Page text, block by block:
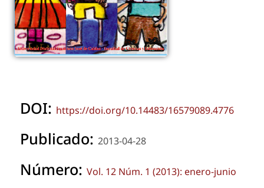
DOI: https://doi.org/10.14483/16579089.4776
Publicado: 2013-04-28
Número: Vol. 12 Núm. 1 (2013): enero-junio